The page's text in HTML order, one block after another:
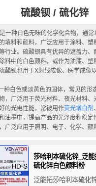
硫酸钡 / 硫化锌
是一种白色无味的化学化合物，通
填料和颜料，广泛应用于涂料、塑
行业。硫酸钡具有优异的遮盖力、
料中的白色颜料，或作为油漆、塑
酸钡也用于X射线成像、医学成像
种白色或淡黄色的固体，常见的
，广泛用于荧光材料、夜光材料、
的光电性能，常被用作荧光增白剂
油墨中，提高产品的光泽度和稳定
广泛应用于照明、电子、化学、颜
莎哈利本硫化锌_泛
硫化锌白色颜料粉
泛能拓莎哈利本硫化